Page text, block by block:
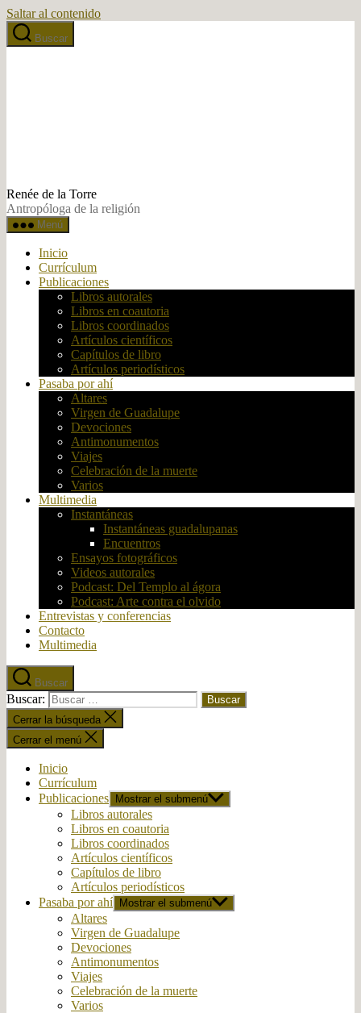
Saltar al contenido
Buscar
Renée de la Torre
Antropóloga de la religión
Menú
Inicio
Currículum
Publicaciones
Libros autorales
Libros en coautoria
Libros coordinados
Artículos científicos
Capítulos de libro
Artículos periodísticos
Pasaba por ahí
Altares
Virgen de Guadalupe
Devociones
Antimonumentos
Viajes
Celebración de la muerte
Varios
Multimedia
Instantáneas
Instantáneas guadalupanas
Encuentros
Ensayos fotográficos
Videos autorales
Podcast: Del Templo al ágora
Podcast: Arte contra el olvido
Entrevistas y conferencias
Contacto
Multimedia
Buscar
Buscar:
Cerrar la búsqueda
Cerrar el menú
Inicio
Currículum
Publicaciones
Mostrar el submenú
Libros autorales
Libros en coautoria
Libros coordinados
Artículos científicos
Capítulos de libro
Artículos periodísticos
Pasaba por ahí
Mostrar el submenú
Altares
Virgen de Guadalupe
Devociones
Antimonumentos
Viajes
Celebración de la muerte
Varios